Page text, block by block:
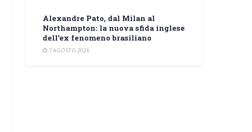
Alexandre Pato, dal Milan al
Northampton: la nuova sfida inglese
dell’ex fenomeno brasiliano
7 AGOSTO 2026